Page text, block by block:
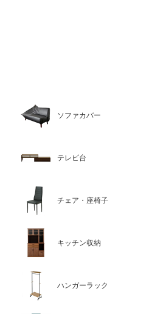
ソファカバー
テレビ台
チェア・座椅子
キッチン収納
ハンガーラック